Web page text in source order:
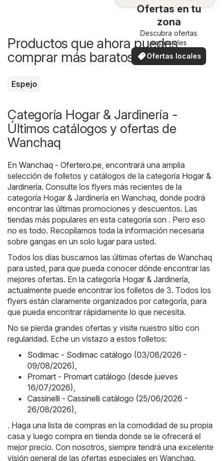
Ofertas en tu
zona
Descubra ofertas
especiales
Ofertas locales
Productos que ahora puedes
comprar más baratos
Espejo
Categoría Hogar & Jardinería -
Últimos catálogos y ofertas de
Wanchaq
En Wanchaq - Ofertero.pe , encontrará una amplia
selección de folletos y catálogos de la categoría Hogar &
Jardinería. Consulte los flyers más recientes de la
categoría Hogar & Jardinería en Wanchaq, donde podrá
encontrar las últimas promociones y descuentos. Las
tiendas más populares en esta categoría son . Pero eso
no es todo. Recopilamos toda la información necesaria
sobre gangas en un solo lugar para usted.
Todos los días buscamos las últimas ofertas de Wanchaq
para usted, para que pueda conocer dónde encontrar las
mejores ofertas. En la categoría Hogar & Jardinería,
actualmente puede encontrar los folletos de 3. Todos los
flyers están claramente organizados por categoría, para
que pueda encontrar rápidamente lo que necesita.
No se pierda grandes ofertas y visite nuestro sitio con
regularidad. Eche un vistazo a estos folletos:
Sodimac - Sodimac catálogo (03/08/2026 -
09/08/2026)
Promart - Promart catálogo (desde jueves
16/07/2026)
Cassinelli - Cassinelli catálogo (25/06/2026 -
26/08/2026)
. Haga una lista de compras en la comodidad de su propia
casa y luego compra en tienda donde se le ofrecerá el
mejor precio. Con nosotros, siempre tendrá una excelente
visión general de las ofertas especiales en Wanchaq.